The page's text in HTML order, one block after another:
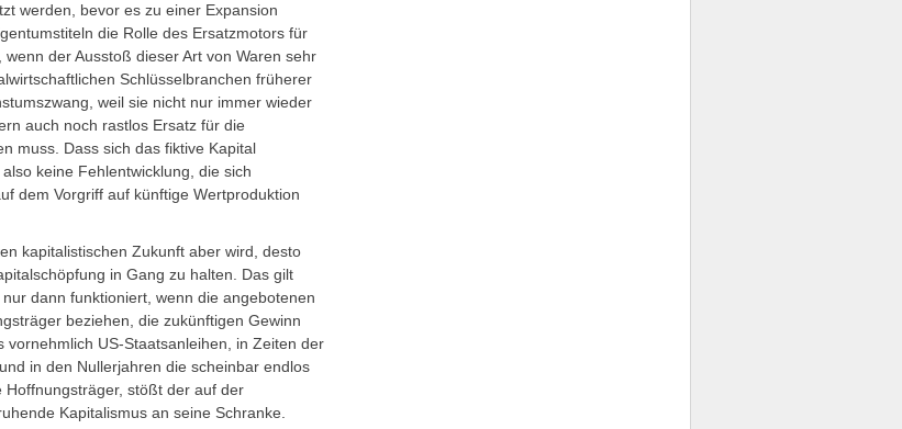
werden, bevor es zu einer Expansion
die Rolle des Ersatzmotors für
der Ausstoß dieser Art von Waren sehr
Schlüsselbranchen früherer
weil sie nicht nur immer wieder
auch noch rastlos Ersatz für die
muss. Dass sich das fiktive Kapital
keine Fehlentwicklung, die sich
dem Vorgriff auf künftige Wertproduktion
kapitalistischen Zukunft aber wird, desto
in Gang zu halten. Das gilt
dann funktioniert, wenn die angebotenen
beziehen, die zukünftigen Gewinn
US-Staatsanleihen, in Zeiten der
in den Nullerjahren die scheinbar endlos
stößt der auf der
Kapitalismus an seine Schranke.